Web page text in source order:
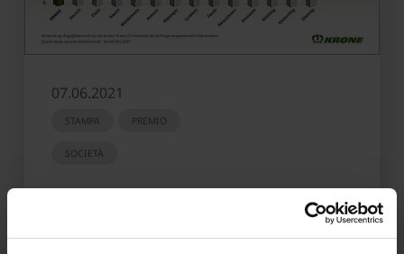
07.06.2021
STAMPA PREMIO
SOCIETÀ
KRONE nuovamente al primo posto:
specializzati tedeschi